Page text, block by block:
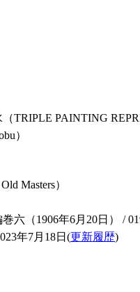
TRIPLE PAINTING
）
Masters）
六（1906年6月20日） /
年7月18日(更新履歴)